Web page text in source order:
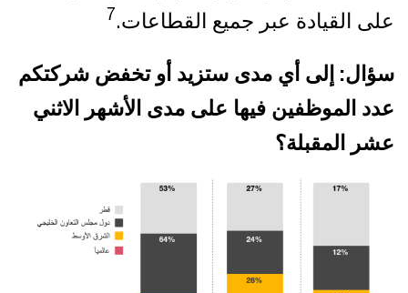
على القيادة عبر جميع القطاعات.7
سؤال: إلى أي مدى ستزيد أو تخفض شركتكم
عدد الموظفين فيها على مدى الأشهر الاثني
عشر المقبلة؟